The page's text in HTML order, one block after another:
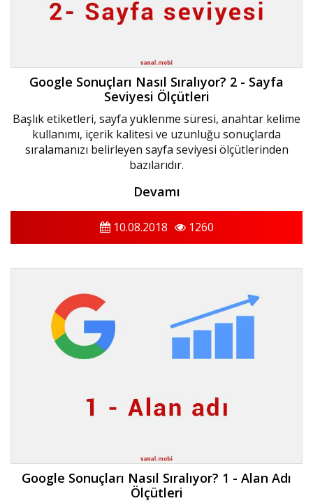
Google Sonuçları Nasıl Sıralıyor? 2 - Sayfa
Seviyesi Ölçütleri
Başlık etiketleri, sayfa yüklenme süresi, anahtar kelime
kullanımı, içerik kalitesi ve uzunluğu sonuçlarda
sıralamanızı belirleyen sayfa seviyesi ölçütlerinden
bazılarıdır.
Devamı
10.08.2018 1260
Google Sonuçları Nasıl Sıralıyor? 1 - Alan Adı
Ölçütleri